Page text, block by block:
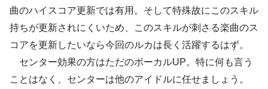
曲のハイスコア更新では有用。そして特殊故にこのスキル
持ちが更新されにくいため、このスキルが刺さる楽曲のス
コアを更新したいなら今回のルカは長く活躍するはず。
センター効果の方はただのボーカルUP。特に何も言う
ことはなく、センターは他のアイドルに任せましょう。